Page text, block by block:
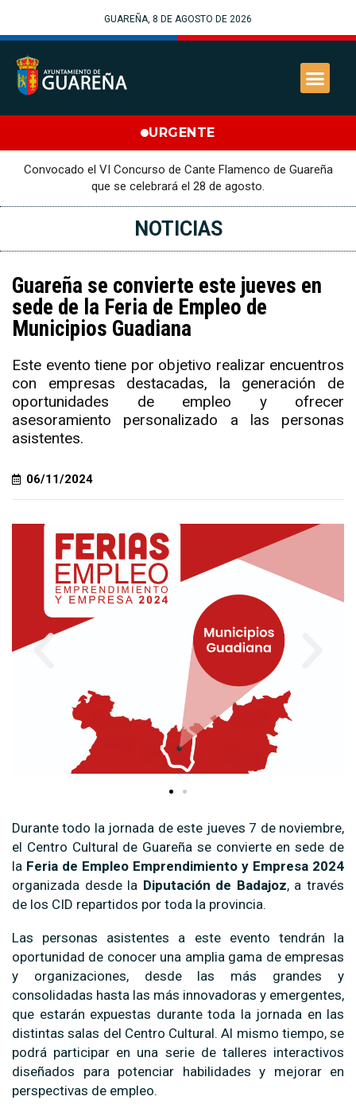
GUAREÑA, 8 DE AGOSTO DE 2026
URGENTE
Convocado el VI Concurso de Cante Flamenco de Guareña
que se celebrará el 28 de agosto.
NOTICIAS
Guareña se convierte este jueves en
sede de la Feria de Empleo de
Municipios Guadiana
Este evento tiene por objetivo realizar encuentros
con empresas destacadas, la generación de
oportunidades de empleo y ofrecer
asesoramiento personalizado a las personas
asistentes.
06/11/2024
Durante todo la jornada de este jueves 7 de noviembre,
el Centro Cultural de Guareña se convierte en sede de
la Feria de Empleo Emprendimiento y Empresa 2024
organizada desde la Diputación de Badajoz, a través
de los CID repartidos por toda la provincia.
Las personas asistentes a este evento tendrán la
oportunidad de conocer una amplia gama de empresas
y organizaciones, desde las más grandes y
consolidadas hasta las más innovadoras y emergentes,
que estarán expuestas durante toda la jornada en las
distintas salas del Centro Cultural. Al mismo tiempo, se
podrá participar en una serie de talleres interactivos
diseñados para potenciar habilidades y mejorar en
perspectivas de empleo.